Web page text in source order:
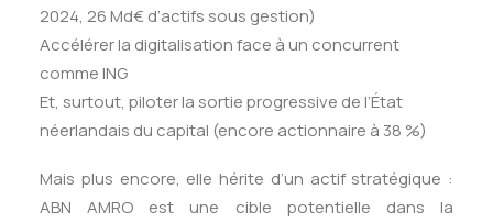
2024, 26 Md€ d’actifs sous gestion)
Accélérer la digitalisation face à un concurrent
comme ING
Et, surtout, piloter la sortie progressive de l’État
néerlandais du capital (encore actionnaire à 38 %)
Mais plus encore, elle hérite d’un actif stratégique :
ABN AMRO est une cible potentielle dans la